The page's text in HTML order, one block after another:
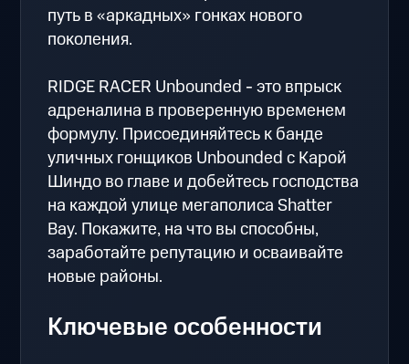
путь в «аркадных» гонках нового
поколения.
RIDGE RACER Unbounded - это впрыск
адреналина в проверенную временем
формулу. Присоединяйтесь к банде
уличных гонщиков Unbounded с Карой
Шиндо во главе и добейтесь господства
на каждой улице мегаполиса Shatter
Bay. Покажите, на что вы способны,
заработайте репутацию и осваивайте
новые районы.
Ключевые особенности